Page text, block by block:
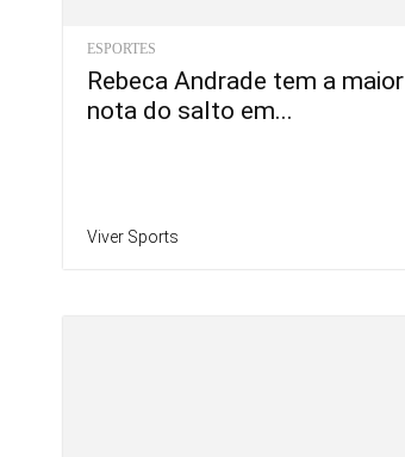
ESPORTES
Rebeca Andrade tem a maior
nota do salto em...
Viver Sports